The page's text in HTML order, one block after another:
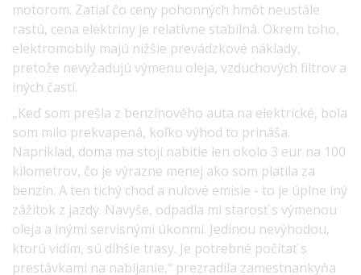
motorom. Zatiaľ čo ceny pohonných hmôt neustále
rastú, cena elektriny je relatívne stabilná. Okrem toho,
elektromobily majú nižšie prevádzkové náklady,
pretože nevyžadujú výmenu oleja, vzduchových filtrov a
iných častí.
„Keď som prešla z benzínového auta na elektrické, bola
som milo prekvapená, koľko výhod to prináša.
Napríklad, doma ma stojí nabitie len okolo 3 eur na 100
kilometrov, čo je výrazne menej ako som platila za
benzín. A ten tichý chod a nulové emisie - to je úplne iný
zážitok z jazdy. Navyše, odpadla mi starosť s výmenou
oleja a inými servisnými úkonmi. Jedinou nevýhodou,
ktorú vidím, sú dlhšie trasy. Je potrebné počítať s
prestávkami na nabíjanie,“ prezradila zamestnankyňa